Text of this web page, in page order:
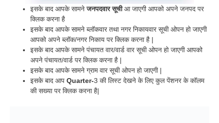
इसके बाद आपके सामनेजनपदवार सूची आ जाएगी आपको अपने जनपद पर
क्लिक करना है
इसके बाद आपके सामने ब्लॉकवार तथा नगर निकायवार सूची ओपन हो जाएगी
आपको अपने ब्लॉक/नगर निकाय पर क्लिक करना है |
इसके बाद आपके सामने पंचायत वार/वार्ड वार सूची ओपन हो जाएगी आपको
अपने पंचायत/वार्ड पर क्लिक करना है |
इसके बाद आपके सामने ग्राम वार सूची ओपन हो जाएगी |
इसके बाद आप Quarter-3 की लिस्ट देखने के लिए कुल पेंशनर के कॉलम
की सख्या पर क्लिक करना है|